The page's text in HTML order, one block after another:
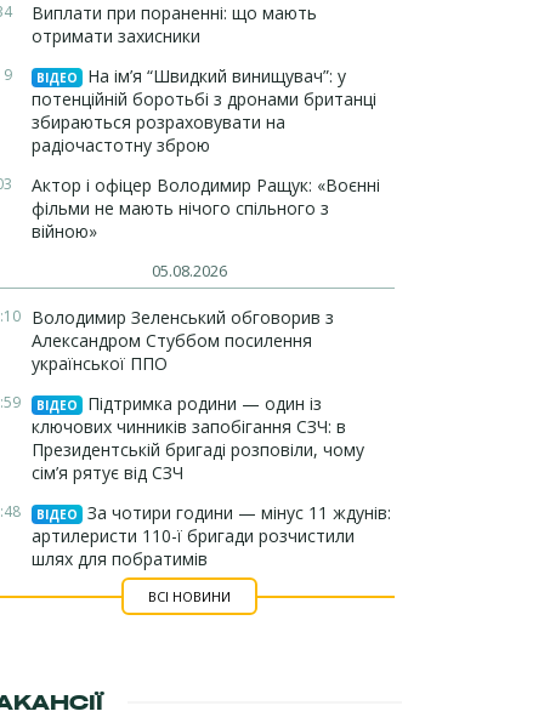
Виплати при пораненні: що мають
отримати захисники
ВІДЕО
На ім’я “Швидкий винищувач”: у
потенційній боротьбі з дронами британці
збираються розраховувати на
радіочастотну зброю
Актор і офіцер Володимир Ращук: «Воєнні
фільми не мають нічого спільного з
війною»
05.08.2026
Володимир Зеленський обговорив з
Александром Стуббом посилення
української ППО
ВІДЕО
Підтримка родини — один із
ключових чинників запобігання СЗЧ: в
Президентській бригаді розповіли, чому
сім’я рятує від СЗЧ
ВІДЕО
За чотири години — мінус 11 ждунів:
артилеристи 110-ї бригади розчистили
шлях для побратимів
ВСІ НОВИНИ